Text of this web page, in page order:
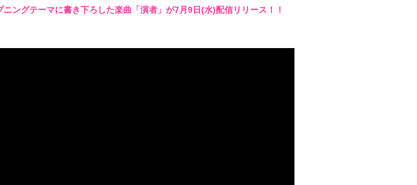
ングテーマに書き下ろした楽曲「演者」が7月9日(水)配信リリース！！